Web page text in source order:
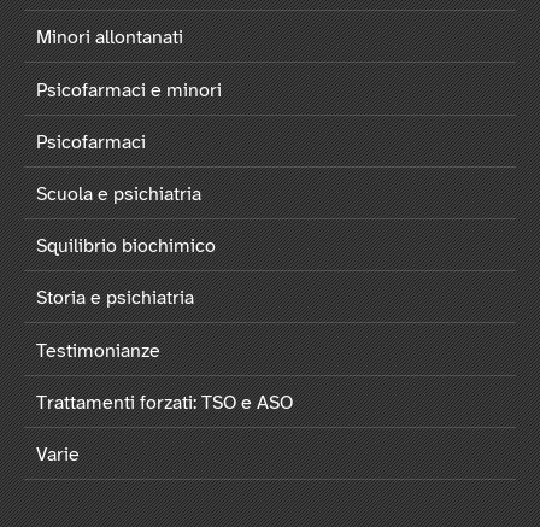
Minori allontanati
Psicofarmaci e minori
Psicofarmaci
Scuola e psichiatria
Squilibrio biochimico
Storia e psichiatria
Testimonianze
Trattamenti forzati: TSO e ASO
Varie